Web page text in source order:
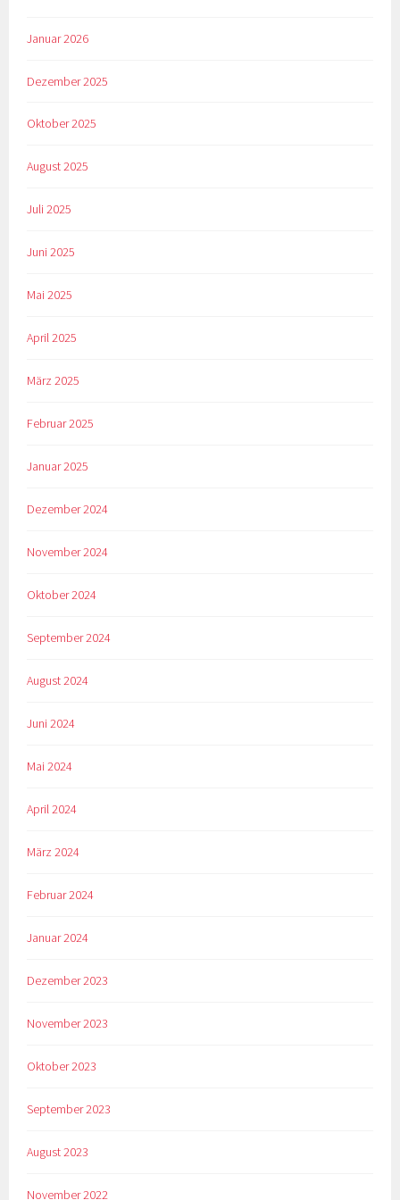
Januar 2026
Dezember 2025
Oktober 2025
August 2025
Juli 2025
Juni 2025
Mai 2025
April 2025
März 2025
Februar 2025
Januar 2025
Dezember 2024
November 2024
Oktober 2024
September 2024
August 2024
Juni 2024
Mai 2024
April 2024
März 2024
Februar 2024
Januar 2024
Dezember 2023
November 2023
Oktober 2023
September 2023
August 2023
November 2022